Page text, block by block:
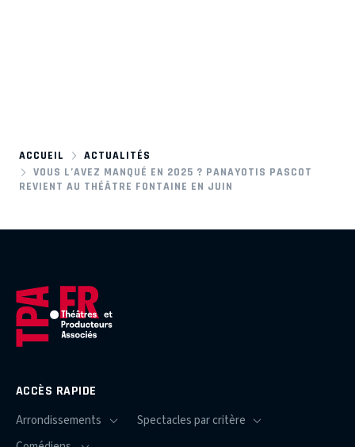
ACCUEIL
ACTUALITÉS
VOUS L’AVEZ MANQUÉ EN 2025 ? PANAYOTIS PASCOT
REVIENT AU THÉÂTRE FONTAINE EN JUIN
ACCÈS RAPIDE